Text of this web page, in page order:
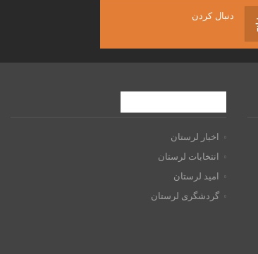
دنبال کردن
اخبار لرستان
انتخابات لرستان
امید لرستان
گردشگری لرستان